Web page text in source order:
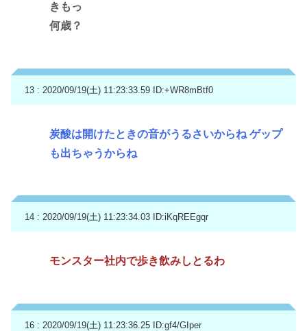
きもっ
何歳？
13 : 2020/09/19(土) 11:23:33.59 ID:+WR8mBtf0
炭酸は開けたときの音がうるさいからね ゲップ
も出ちゃうからね
14 : 2020/09/19(土) 11:23:34.03 ID:iKqREEgqr
モンスター社内で歩き飲みしとるわ
16 : 2020/09/19(土) 11:23:36.25 ID:gf4/GIper